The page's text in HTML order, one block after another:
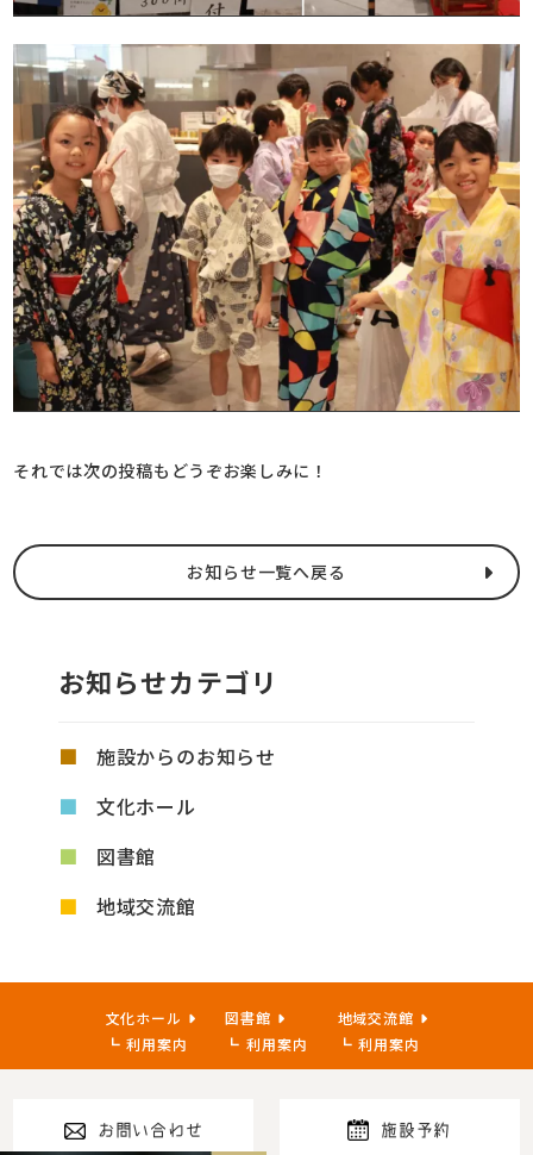
それでは次の投稿もどうぞお楽しみに！
お知らせ一覧へ戻る
お知らせカテゴリ
施設からのお知らせ
文化ホール
図書館
地域交流館
文化ホール
利用案内
図書館
利用案内
地域交流館
利用案内
お問い合わせ 施設予約